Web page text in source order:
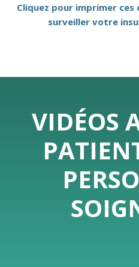
Cliquez pour imprimer
surveiller votre
VIDÉOS